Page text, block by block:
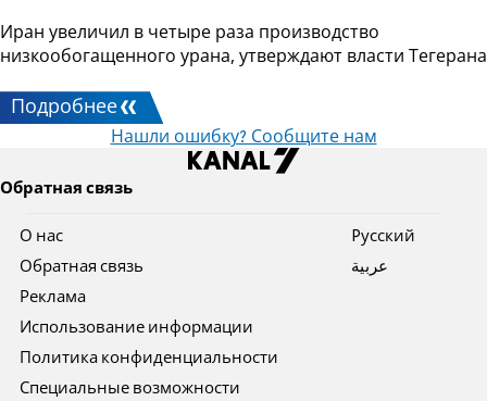
Иран увеличил в четыре раза производство
низкообогащенного урана, утверждают власти Тегерана
Подробнее
Нашли ошибку? Сообщите нам
Обратная связь
О нас
Обратная связь
Реклама
Использование информации
Политика конфиденциальности
Специальные возможности
Pусский
عربية